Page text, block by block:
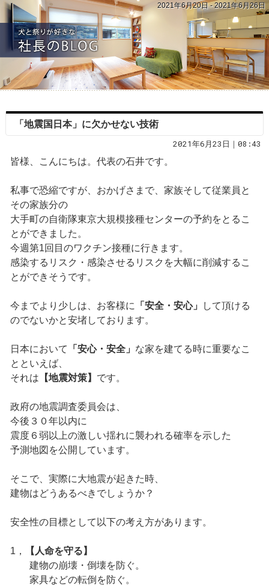
2021年6月20日 - 2021年6月26日
「地震国日本」に欠かせない技術
2021年6月23日｜08:43
皆様、こんにちは。代表の石井です。
私事で恐縮ですが、おかげさまで、家族そして従業員と
その家族分の
大手町の自衛隊東京大規模接種センターの予約をとるこ
とができました。
今週第1回目のワクチン接種に行きます。
感染するリスク・感染させるリスクを大幅に削減するこ
とができそうです。
今までより少しは、お客様に 「安全・安心」
して頂ける
のでないかと安堵しております。
日本において 「安心・安全」 な家を建てる時に重要なこ
とといえば、
それは 【地震対策】 です。
政府の地震調査委員会は、
今後３０年以内に
震度６弱以上の激しい揺れに襲われる確率を示した
予測地図を公開しています。
そこで、実際に大地震が起きた時、
建物はどうあるべきでしょうか？
安全性の目標として以下の考え方があります。
1，
【人命を守る】
建物の崩壊・倒壊を防ぐ。
家具などの転倒を防ぐ。